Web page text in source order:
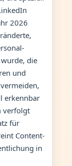
2026
die
und
erkennbar
verfolgt
für
Content-
in